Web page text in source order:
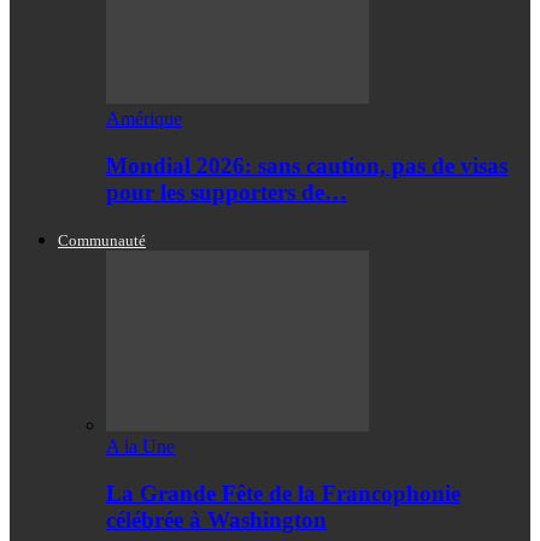
Amérique
Mondial 2026: sans caution, pas de visas
pour les supporters de…
Communauté
A la Une
La Grande Fête de la Francophonie
célébrée à Washington